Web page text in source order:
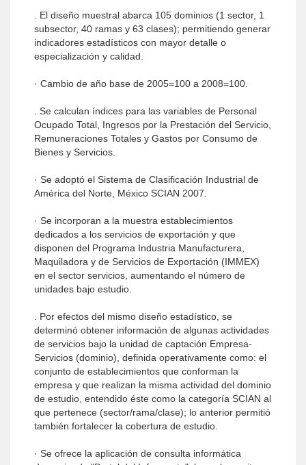
. El diseño muestral abarca 105 dominios (1 sector, 1
subsector, 40 ramas y 63 clases); permitiendo generar
indicadores estadísticos con mayor detalle o
especialización y calidad.
· Cambio de año base de 2005=100 a 2008=100.
. Se calculan índices para las variables de Personal
Ocupado Total, Ingresos por la Prestación del Servicio,
Remuneraciones Totales y Gastos por Consumo de
Bienes y Servicios.
· Se adoptó el Sistema de Clasificación Industrial de
América del Norte, México SCIAN 2007.
· Se incorporan a la muestra establecimientos
dedicados a los servicios de exportación y que
disponen del Programa Industria Manufacturera,
Maquiladora y de Servicios de Exportación (IMMEX)
en el sector servicios, aumentando el número de
unidades bajo estudio.
. Por efectos del mismo diseño estadístico, se
determinó obtener información de algunas actividades
de servicios bajo la unidad de captación Empresa-
Servicios (dominio), definida operativamente como: el
conjunto de establecimientos que conforman la
empresa y que realizan la misma actividad del dominio
de estudio, entendido éste como la categoría SCIAN al
que pertenece (sector/rama/clase); lo anterior permitió
también fortalecer la cobertura de estudio.
· Se ofrece la aplicación de consulta informática